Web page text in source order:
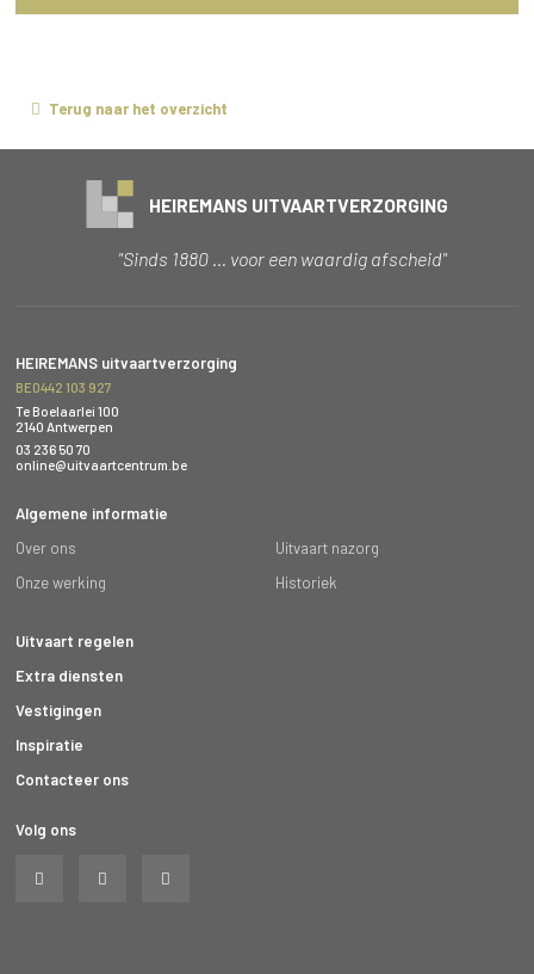
Terug naar het overzicht
HEIREMANS UITVAARTVERZORGING
"Sinds 1880 … voor een waardig afscheid"
HEIREMANS uitvaartverzorging
BE0442 103 927
Te Boelaarlei 100
2140 Antwerpen
03 236 50 70
online@uitvaartcentrum.be
Algemene informatie
Over ons
Uitvaart nazorg
Onze werking
Historiek
Uitvaart regelen
Extra diensten
Vestigingen
Inspiratie
Contacteer ons
Volg ons